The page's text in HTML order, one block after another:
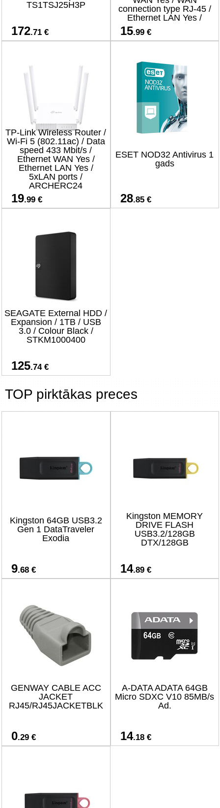
TS1TSJ25H3P
172.71 €
connection type RJ-45 /
Ethernet LAN Yes /
4xLAN ports
15.99 €
TP-Link Wireless Router /
Wi-Fi 5 (802.11ac) / Data
speed 433 Mbit/s /
Ethernet WAN Yes /
Ethernet LAN Yes /
5xLAN ports /
ARCHERC24
19.99 €
ESET NOD32 Antivirus 1
gads
28.85 €
SEAGATE External HDD /
Expansion / 1TB / USB
3.0 / Colour Black /
STKM1000400
125.74 €
TOP pirktākas preces
Kingston 64GB USB3.2
Gen 1 DataTraveler
Exodia
9.68 €
Kingston MEMORY
DRIVE FLASH
USB3.2/128GB
DTX/128GB
14.89 €
GENWAY CABLE ACC
JACKET
RJ45/RJ45JACKETBLK
0.29 €
A-DATA ADATA 64GB
Micro SDXC V10 85MB/s
Ad.
14.18 €